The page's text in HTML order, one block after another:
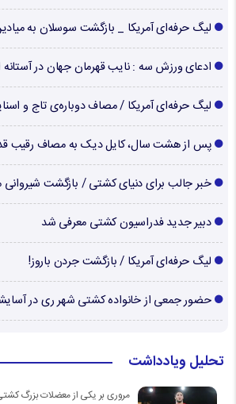
لیگ حرفه‌ای آمریکا _ بازگشت سوسلان به
ادعای ورزش سه : نایب قهرمان جهان در آستانه
لیگ حرفه‌ای آمریکا / مصاف دوباره‌ی تاج و
پس از هشت سال، کایل دیک به مصاف رقیب
خبر جالب برای دنیای کشتی / بازگشت شیروانی
دبیر جدید فدراسیون کشتی معرفی شد
لیگ حرفه‌ای آمریکا / بازگشت جردن باروز!
حضور جمعی از خانواده کشتی شهر ری در
تحلیل ویادداشت
مروری بر یکی از معضلات بزرگ